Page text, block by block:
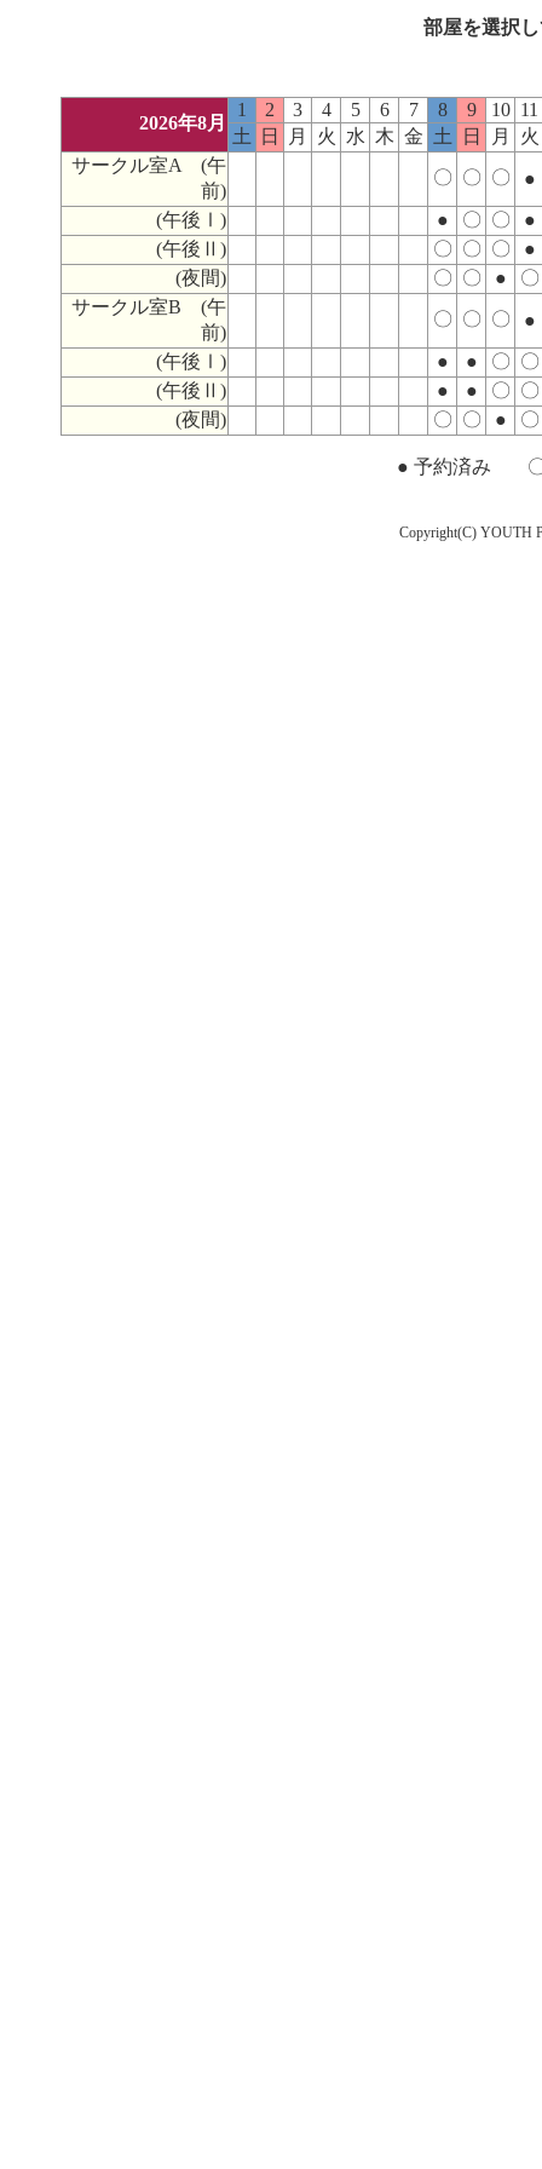
部屋を選択
2026年8月
1 2 3 4 5 6 7 8 9 10 11
土
日 月 火 水 木 金 土 日 月
火
サークル室A (午
前)
〇 〇 〇
●
(午後Ⅰ)
● 〇 〇
●
(午後Ⅱ)
〇 〇 〇
●
(夜間)
〇 〇 ●
〇
サークル室B (午
前)
〇 〇 〇
●
(午後Ⅰ)
● ● 〇 〇
(午後Ⅱ)
● ● 〇 〇
(夜間)
〇 〇 ● 〇
● 予約済み
Copyright(C) YOUTH